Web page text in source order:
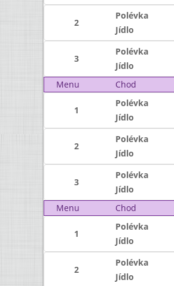
2
Polévka
Jídlo
3
Polévka
Jídlo
Menu
Chod
1
Polévka
Jídlo
2
Polévka
Jídlo
3
Polévka
Jídlo
Menu
Chod
1
Polévka
Jídlo
2
Polévka
Jídlo